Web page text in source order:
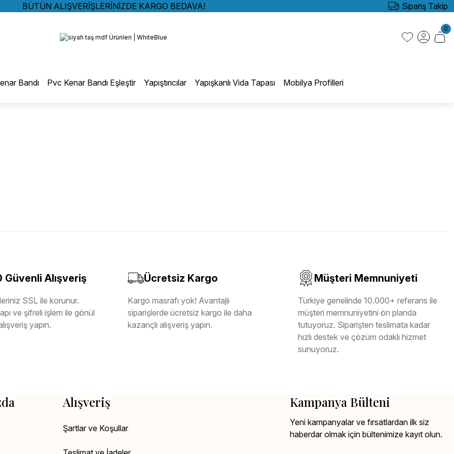
BÜTÜN ALIŞVERİŞLERİNİZDE KARGO BEDAVA!
KREDİ KARTINA 6 TAKSİT SEÇENEĞİ
BÜTÜN ALIŞVERİŞLERİNİZDE KARGO BEDAVA!
Sipariş Takip
0
Bandı Pvc Kenar Bandı Eşleştir Yapıştırıcılar Yapışkanlı Vida Tapası Mobilya Profilleri
Güvenli Alışveriş
SSL ile korunur.
ve şifreli işlem ile gönül
yapın.
Ücretsiz Kargo
Kargo masrafı yok! Avantajlı
siparişlerde ücretsiz kargo ile daha
kazançlı alışveriş yapın.
Müşteri Memnuniyeti
Türkiye genelinde 10.000+ referans ile
müşteri memnuniyetini ön planda
tutuyoruz. Siparişten teslimata kadar
hızlı destek ve çözüm odaklı hizmet
sunuyoruz.
Alışveriş
Şartlar ve Koşullar
Kampanya Bülteni
Yeni kampanyalar ve fırsatlardan ilk siz
haberdar olmak için bültenimize kayıt olun.